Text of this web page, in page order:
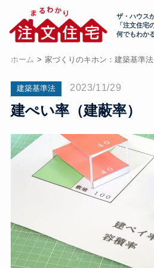
ザ・ハウス
「注文住宅
何でもわか
ホーム 家づくりのキホン：建築基準法
建築基準法 2023/11/29
建ぺい率（建蔽率）